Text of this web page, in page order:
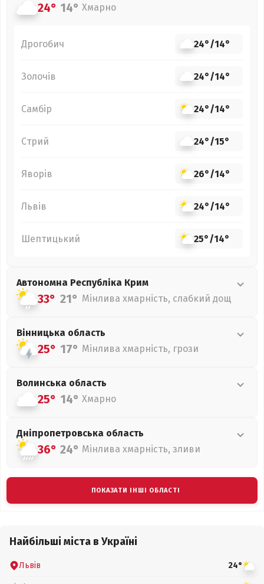
24° 14° Хмарно
Дрогобич 24°/14°
Золочів 24°/14°
Самбір 24°/14°
Стрий 24°/15°
Яворів 26°/14°
Львів 24°/14°
Шептицький 25°/14°
Автономна Республіка Крим
33° 21° Мінлива хмарність, слабкий дощ
Вінницька область
25° 17° Мінлива хмарність, грози
Волинська область
25° 14° Хмарно
Дніпропетровська область
36° 24° Мінлива хмарність, зливи
ПОКАЗАТИ ІНШІ ОБЛАСТІ
Найбільші міста в Україні
Львів 24°